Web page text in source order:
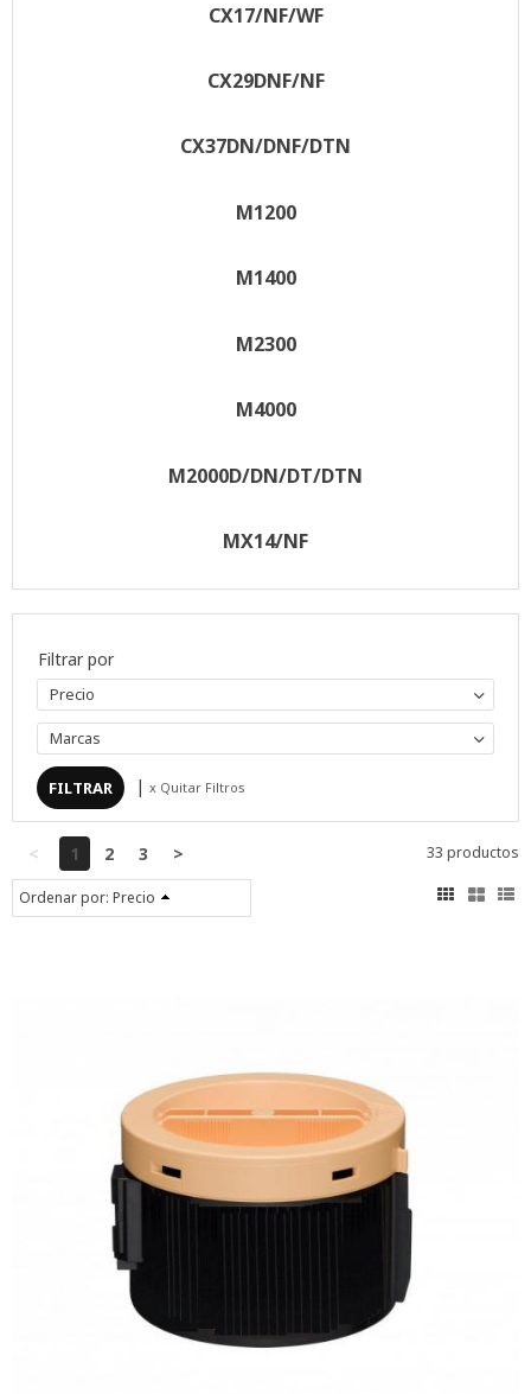
CX17/NF/WF
CX29DNF/NF
CX37DN/DNF/DTN
M1200
M1400
M2300
M4000
M2000D/DN/DT/DTN
MX14/NF
Filtrar por
Precio
Marcas
| x Quitar Filtros
< 1 2 3 > 33 productos
Ordenar por: Precio